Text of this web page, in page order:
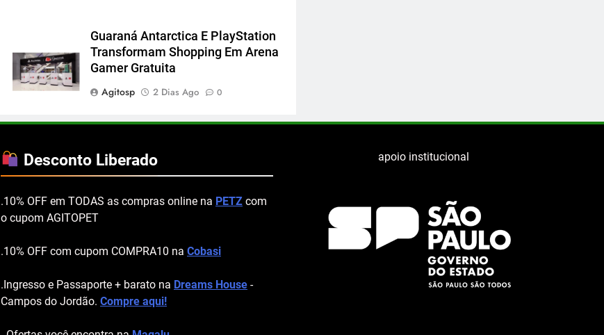
Guaraná Antarctica E PlayStation
Transformam Shopping Em Arena
Gamer Gratuita
Agitosp
2 Dias Ago 0
Desconto Liberado
.10% OFF em TODAS as compras online na PETZ com
o cupom AGITOPET
.10% OFF com cupom COMPRA10 na Cobasi
.Ingresso e Passaporte + barato na Dreams House -
Campos do Jordão. Compre aqui!
apoio institucional